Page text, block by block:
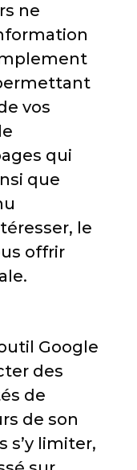
ne
vos
qui
que
le
offrir
Google
des
de
de son
s’y limiter,